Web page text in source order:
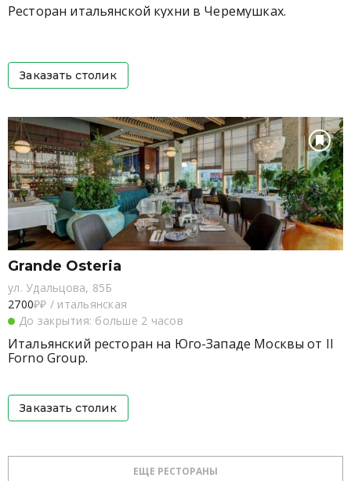
Ресторан итальянской кухни в Черемушках.
Заказать столик
Grande Osteria
ул. Удальцова, 85Б
2700₽₽ / итальянская
До закрытия: больше 2 часов
Итальянский ресторан на Юго-Западе Москвы от Il
Forno Group.
Заказать столик
ЕЩЕ РЕСТОРАНЫ